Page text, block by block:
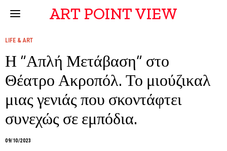
ART POINT VIEW
LIFE & ART
Η “Απλή Μετάβαση” στο
Θέατρο Ακροπόλ. Το μιούζικαλ
μιας γενιάς που σκοντάφτει
συνεχώς σε εμπόδια.
09/10/2023